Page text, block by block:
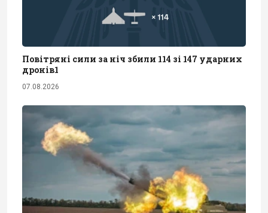
Повітряні сили за ніч збили 114 зі 147 ударних
дронів1
07.08.2026